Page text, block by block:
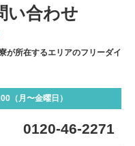
い合わせ
が所在するエリアのフリーダイ
（月〜金曜日）
0120-46-2271